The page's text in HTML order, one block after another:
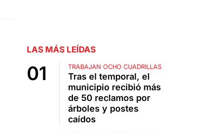
LAS MÁS LEÍDAS
TRABAJAN OCHO CUADRILLAS
Tras el temporal, el
municipio recibió más
de 50 reclamos por
árboles y postes
caídos